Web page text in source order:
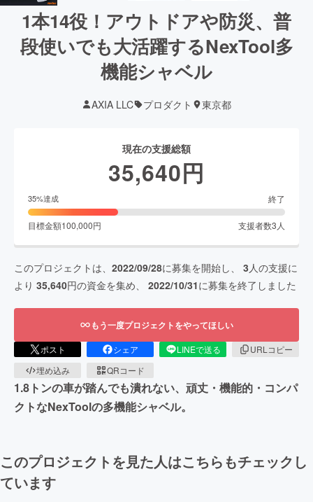
1本14役！アウトドアや防災、普
段使いでも大活躍するNexTool多
機能シャベル
AXIA LLC プロダクト 東京都
現在の支援総額
35,640円
35%達成 終了
目標金額100,000円 支援者数3 人
このプロジェクトは、 2022/09/28に募集を開始し、 3 人の支援に
より 35,640円の資金を集め、 2022/10/31に募集を終了しました
もう一度プロジェクトをやってほしい
ポスト シェア LINEで送る
URLコピー
埋め込み
QRコード
1.8トンの車が踏んでも潰れない、頑丈・機能的・コンパ
クトなNexToolの多機能シャベル。
このプロジェクトを見た人はこちらもチェックし
ています